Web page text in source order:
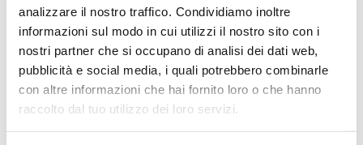
analizzare il nostro traffico. Condividiamo inoltre
informazioni sul modo in cui utilizzi il nostro sito con i
nostri partner che si occupano di analisi dei dati web,
pubblicità e social media, i quali potrebbero combinarle
con altre informazioni che hai fornito loro o che hanno
raccolto dal tuo utilizzo dei loro servizi.
IL SALONE DEI PAGAMENTI 2019